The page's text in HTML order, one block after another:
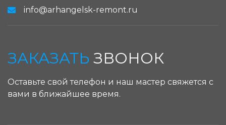
info@arhangelsk-remont.ru
ЗАКАЗАТЬ ЗВОНОК
Оставьте свой телефон и наш мастер свяжется с
вами в ближайшее время.